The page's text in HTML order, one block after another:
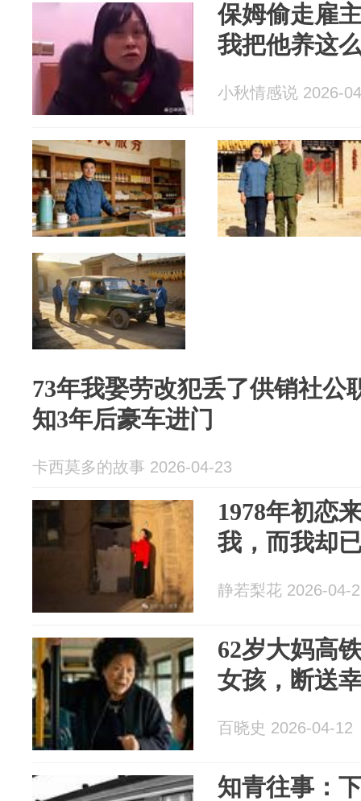
保姆偷走雇
我把他养这
小秋情感说 2026-
73年我娶劳改犯丢了供销社公
知3年后豪车进门
卡西莫多的故事 2026-04-23
1978年初恋
我，而我却
静若梨花 2026-04-
62岁大妈高
女孩，断送
百晓史 2026-04-12
知青往事：